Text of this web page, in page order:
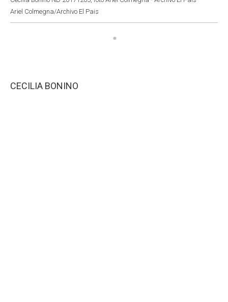
Ariel Colmegna/Archivo El Pais
CECILIA BONINO